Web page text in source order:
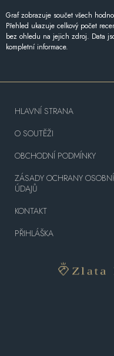
Graf zobrazuje součet všech
Přehled ukazuje celkový počet
bez ohledu na jejich zdroj. Data
kompletní informace.
HLAVNÍ STRANA
O SOUTĚŽI
OBCHODNÍ PODMÍNKY
ZÁSADY OCHRANY
ÚDAJŮ
KONTAKT
PŘIHLÁŠKA